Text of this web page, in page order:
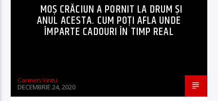
MOȘ CRĂCIUN A PORNIT LA DRUM ȘI
ANUL ACESTA. CUM POȚI AFLA UNDE
ÎMPARTE CADOURI ÎN TIMP REAL
Carmen Vintu
DECEMBRIE 24, 2020